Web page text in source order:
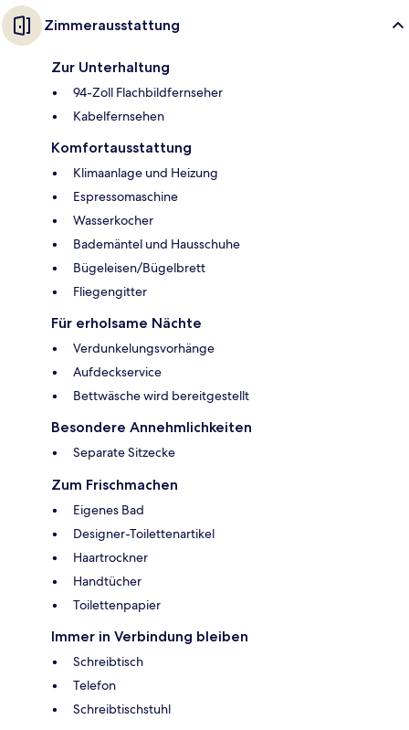
Zimmerausstattung
Zur Unterhaltung
94-Zoll Flachbildfernseher
Kabelfernsehen
Komfortausstattung
Klimaanlage und Heizung
Espressomaschine
Wasserkocher
Bademäntel und Hausschuhe
Bügeleisen/Bügelbrett
Fliegengitter
Für erholsame Nächte
Verdunkelungsvorhänge
Aufdeckservice
Bettwäsche wird bereitgestellt
Besondere Annehmlichkeiten
Separate Sitzecke
Zum Frischmachen
Eigenes Bad
Designer-Toilettenartikel
Haartrockner
Handtücher
Toilettenpapier
Immer in Verbindung bleiben
Schreibtisch
Telefon
Schreibtischstuhl